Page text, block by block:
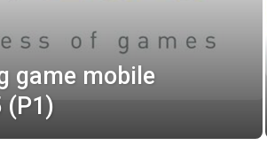
game mobile
(P1)